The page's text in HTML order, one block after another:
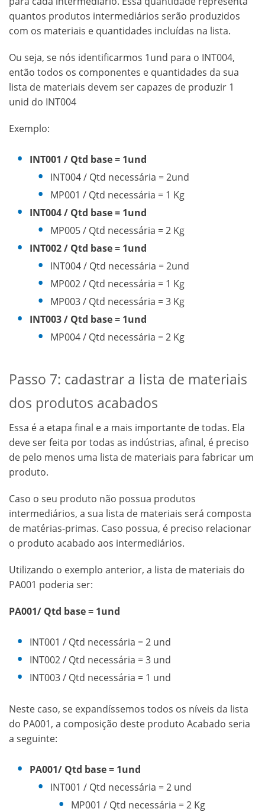
quantos produtos intermediários serão produzidos
com os materiais e quantidades incluídas na lista.
Ou seja, se nós identificarmos 1und para o INT004,
então todos os componentes e quantidades da sua
lista de materiais devem ser capazes de produzir 1
unid do INT004
Exemplo:
INT001 / Qtd base = 1und
INT004 / Qtd necessária = 2und
MP001 / Qtd necessária = 1 Kg
INT004 / Qtd base = 1und
MP005 / Qtd necessária = 2 Kg
INT002 / Qtd base = 1und
INT004 / Qtd necessária = 2und
MP002 / Qtd necessária = 1 Kg
MP003 / Qtd necessária = 3 Kg
INT003 / Qtd base = 1und
MP004 / Qtd necessária = 2 Kg
Passo 7: cadastrar a lista de materiais
dos produtos acabados
Essa é a etapa final e a mais importante de todas. Ela
deve ser feita por todas as indústrias, afinal, é preciso
de pelo menos uma lista de materiais para fabricar um
produto.
Caso o seu produto não possua produtos
intermediários, a sua lista de materiais será composta
de matérias-primas. Caso possua, é preciso relacionar
o produto acabado aos intermediários.
Utilizando o exemplo anterior, a lista de materiais do
PA001 poderia ser:
PA001/ Qtd base = 1und
INT001 / Qtd necessária = 2 und
INT002 / Qtd necessária = 3 und
INT003 / Qtd necessária = 1 und
Neste caso, se expandíssemos todos os níveis da lista
do PA001, a composição deste produto Acabado seria
a seguinte:
PA001/ Qtd base = 1und
INT001 / Qtd necessária = 2 und
MP001 / Qtd necessária = 2 Kg